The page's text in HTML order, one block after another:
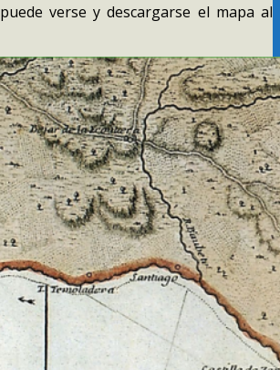
puede verse y descargarse el mapa al